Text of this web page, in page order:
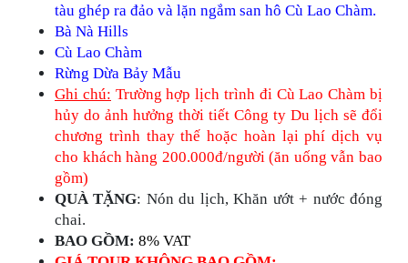
tàu ghép ra đảo và lặn ngắm san hô Cù Lao Chàm.
Bà Nà Hills
Cù Lao Chàm
Rừng Dừa Bảy Mẫu
Ghi chú: Trường hợp lịch trình đi Cù Lao Chàm bị
hủy do ảnh hưởng thời tiết Công ty Du lịch sẽ đổi
chương trình thay thế hoặc hoàn lại phí dịch vụ
cho khách hàng 200.000đ/người (ăn uống vẫn bao
gồm)
QUÀ TẶNG: Nón du lịch, Khăn ướt + nước đóng
chai.
BAO GỒM: 8% VAT